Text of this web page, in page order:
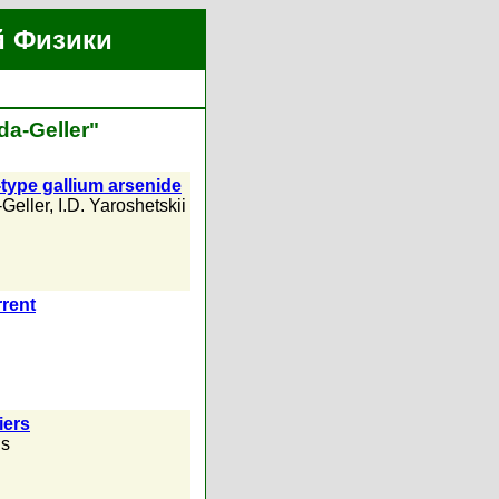
Физики
Geller"
gallium arsenide
, I.D. Yaroshetskii